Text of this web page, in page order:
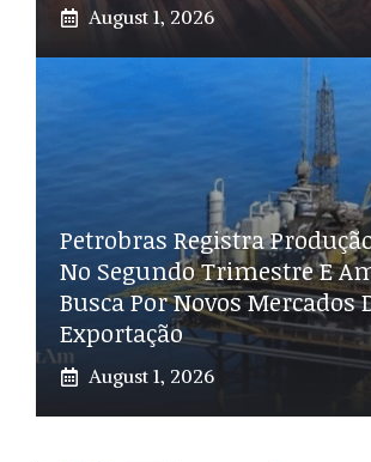
August 1, 2026
Petrobras Registra
No Segundo Trimestre E
Busca Por Novos Mercados
Exportação
August 1, 2026